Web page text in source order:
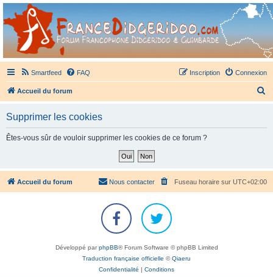
France Didgeridoo
Didgeridoo et Guimbarde sur France Didgeridoo - retrouvez la communauté.
Smartfeed FAQ Connexion
Inscription
Accueil du forum
c
h
Supprimer les cookies
Êtes-vous sûr de vouloir supprimer les cookies de ce forum ?
Accueil du forum Fuseau horaire sur UTC+02:00
Nous contacter
Développé parphpBB® Forum Software © phpBB Limited
Traduction française officielle ©Qiaeru
Confidentialité
Conditions